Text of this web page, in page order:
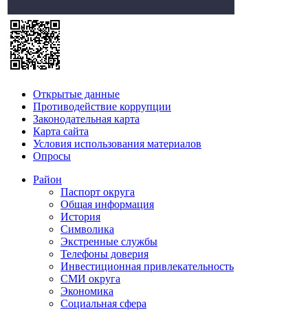
Открытые данные
Противодействие коррупции
Законодательная карта
Карта сайта
Условия использования материалов
Опросы
Район
Паспорт округа
Общая информация
История
Символика
Экстренные службы
Телефоны доверия
Инвестиционная привлекательность
СМИ округа
Экономика
Социальная сфера